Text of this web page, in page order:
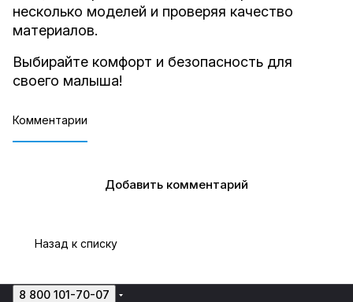
несколько моделей и проверяя качество
материалов.
Выбирайте комфорт и безопасность для
своего малыша!
Комментарии
Добавить комментарий
Назад к списку
8 800 101-70-07